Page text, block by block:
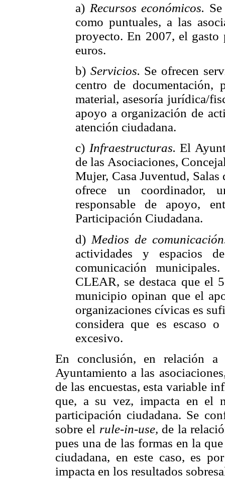
a) Recursos económicos.
como puntuales, a las
proyecto. En 2007, el gasto
euros.
b) Servicios. Se ofrecen
centro de documentación,
material, asesoría jurídica/
apoyo a organización de
atención ciudadana.
c) Infraestructuras. El
de las Asociaciones,
Mujer, Casa Juventud,
ofrece un coordinador,
responsable de apoyo,
Participación Ciudadana.
d) Medios de
actividades y espacios
comunicación
CLEAR, se destaca que el
municipio opinan que el
organizaciones cívicas es
considera que es escaso
excesivo.
En conclusión, en relación
Ayuntamiento a las
de las encuestas, esta variable
que, a su vez, impacta en el
participación ciudadana. Se
sobre el rule-in-use, de la
pues una de las formas en la
ciudadana, en este caso, es
impacta en los resultados